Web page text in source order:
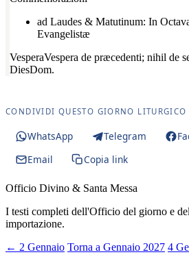
ad Laudes & Matutinum: In
Evangelistæ
VesperaVespera de præcedenti; nihil de
DiesDom.
CONDIVIDI QUESTO GIORNO LITURGICO
WhatsApp Telegram
Email
Copia link
Officio Divino & Santa Messa
I testi completi dell'Officio del giorno e
importazione.
← 2 Gennaio Torna a Gennaio 2027 4